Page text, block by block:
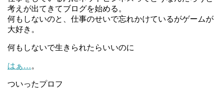
考えが出てきてブログを始める。
何もしないのと、仕事のせいで忘れかけているがゲームが
大好き。
何もしないで生きられたらいいのに
はぁ…。
ついったプロフ